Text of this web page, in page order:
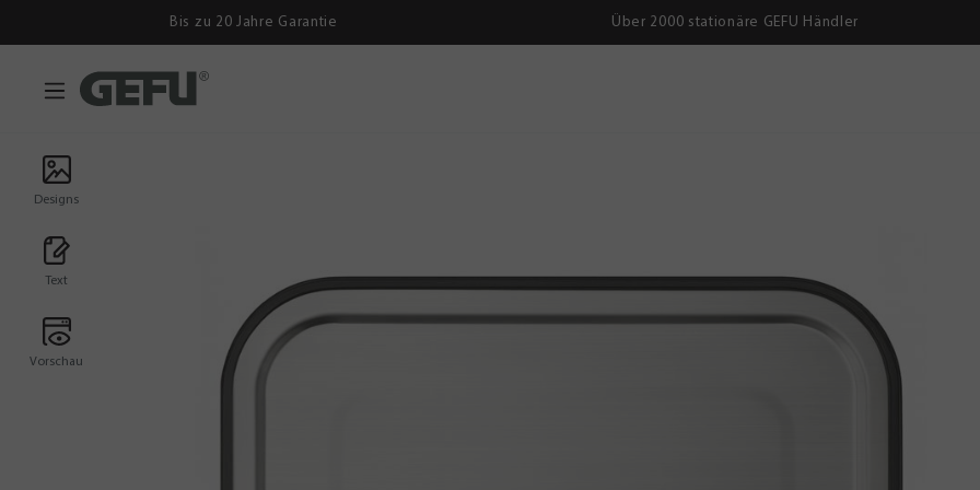
Bis zu 20 Jahre Garantie Über 2000 stationäre GEFU Händler
Designs
Text
Vorschau